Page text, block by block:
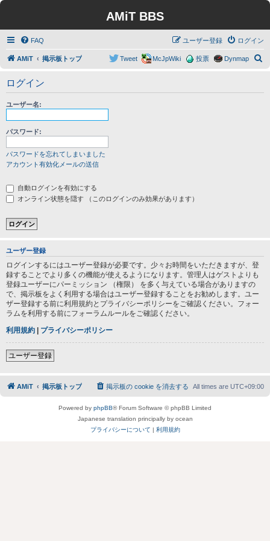
AMiT BBS
FAQ ログイン
ユーザー登録
AMiT 掲示板トップ Dynmap
投票
McJpWiki
Tweet
ログイン
ユーザー名:
パスワード:
パスワードを忘れてしまいました
アカウント有効化メールの送信
自動ログインを有効にする
オンライン状態を隠す （このログインのみ効果があります）
ユーザー登録
ログインするにはユーザー登録が必要です。少々お時間をいただきますが、登
録することでより多くの機能が使えるようになります。管理人はゲストよりも
登録ユーザーにパーミッション （権限） を多く与えている場合がありますの
で、掲示板をよく利用する場合はユーザー登録することをお勧めします。ユー
ザー登録する前に利用規約とプライバシーポリシーをご確認ください。フォー
ラムを利用する前にフォーラムルールをご確認ください。
利用規約 | プライバシーポリシー
ユーザー登録
AMiT 掲示板トップ All times are UTC+09:00
掲示板の cookie を消去する
Powered by phpBB® Forum Software © phpBB Limited
Japanese translation principally by ocean
プライバシーについて | 利用規約